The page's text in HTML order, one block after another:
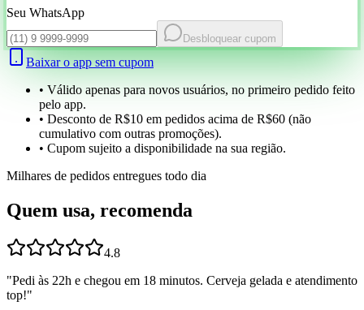
Seu WhatsApp
Desbloquear cupom
Baixar o app sem cupom
• Válido apenas para novos usuários, no primeiro pedido feito
pelo app.
• Desconto de R$10 em pedidos acima de R$60 (não
cumulativo com outras promoções).
• Cupom sujeito a disponibilidade na sua região.
Milhares de pedidos entregues todo dia
Quem usa, recomenda
4.8
"Pedi às 22h e chegou em 18 minutos. Cerveja gelada e atendimento
top!"